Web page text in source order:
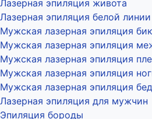
Лазерная эпиляция живота
Лазерная эпиляция белой
Мужская лазерная эпиляция
Мужская лазерная эпиляция
Мужская лазерная эпиляция
Мужская лазерная эпиляция
Мужская лазерная эпиляция
Лазерная эпиляция для мужчин
Эпиляция бороды